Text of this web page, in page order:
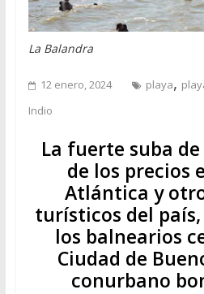
La Balandra
12 enero, 2024 playa,
Indio
La fuerte suba
de los precios
Atlántica y
turísticos del
los balnearios
Ciudad de
conurbano